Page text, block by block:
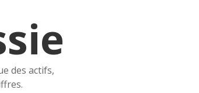
des actifs,